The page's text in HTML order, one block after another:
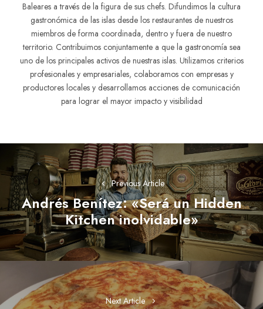
Baleares a través de la figura de sus chefs. Difundimos la cultura
gastronómica de las islas desde los restaurantes de nuestros
miembros de forma coordinada, dentro y fuera de nuestro
territorio. Contribuimos conjuntamente a que la gastronomía sea
uno de los principales activos de nuestras islas. Utilizamos criterios
profesionales y empresariales, colaboramos con empresas y
productores locales y desarrollamos acciones de comunicación
para lograr el mayor impacto y visibilidad
Navegación
de
entradas
Previous Article
Previous
post:
Andrés Benítez: «Será un Hidden
Kitchen inolvidable»
Next Article